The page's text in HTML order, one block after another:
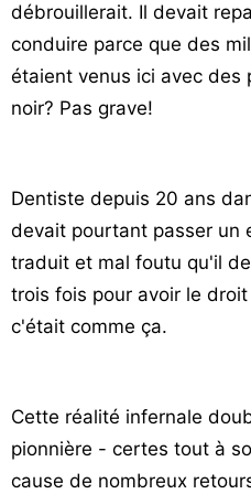
débrouillerait. Il devait
conduire parce que des
étaient venus ici avec des
noir? Pas grave!
Dentiste depuis 20 ans
devait pourtant passer un
traduit et mal foutu qu'il
trois fois pour avoir le
c'était comme ça.
Cette réalité infernale
pionnière - certes tout à
cause de nombreux